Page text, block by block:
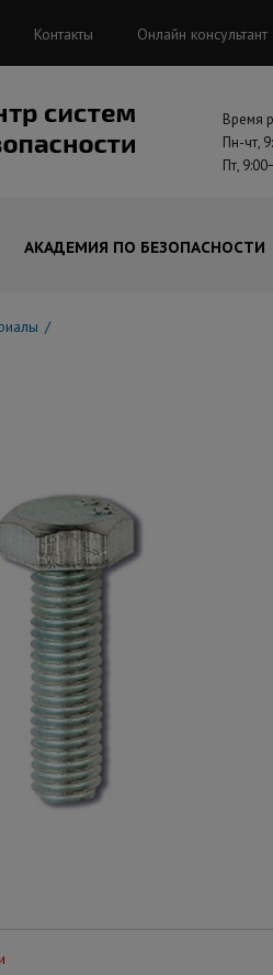
Контакты Онлайн консультант
Время
Пн-чт,
Пт,
АКАДЕМИЯ ПО БЕЗОПАСНОСТИ